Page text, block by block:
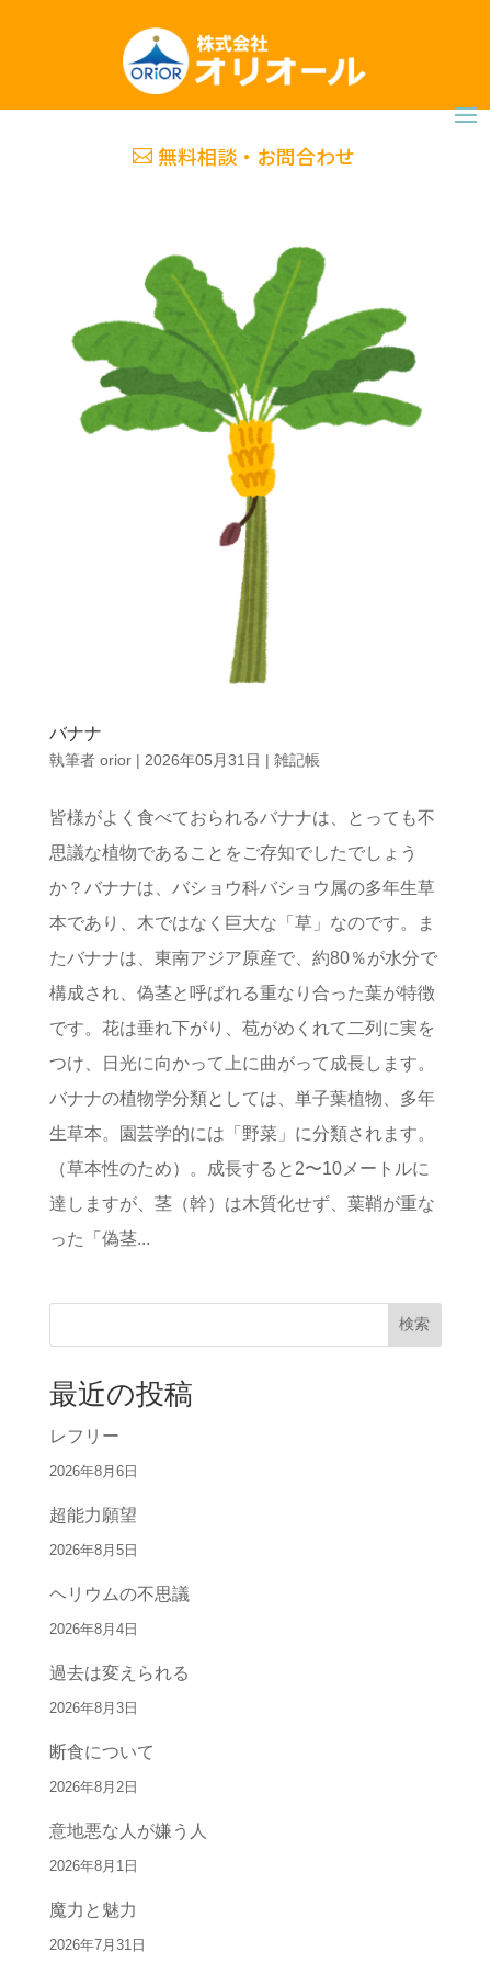
無料相談・お問合わせ
バナナ
執筆者 orior| 2026年05月31日 | 雑記帳
皆様がよく食べておられるバナナは、とっても不
思議な植物であることをご存知でしたでしょう
か？バナナは、バショウ科バショウ属の多年生草
本であり、木ではなく巨大な「草」なのです。ま
たバナナは、東南アジア原産で、約80％が水分で
構成され、偽茎と呼ばれる重なり合った葉が特徴
です。花は垂れ下がり、苞がめくれて二列に実を
つけ、日光に向かって上に曲がって成長します。
バナナの植物学分類としては、単子葉植物、多年
生草本。園芸学的には「野菜」に分類されます。
（草本性のため）。成長すると2〜10メートルに
達しますが、茎（幹）は木質化せず、葉鞘が重な
った「偽茎...
検索
最近の投稿
レフリー
2026年8月6日
超能力願望
2026年8月5日
ヘリウムの不思議
2026年8月4日
過去は変えられる
2026年8月3日
断食について
2026年8月2日
意地悪な人が嫌う人
2026年8月1日
魔力と魅力
2026年7月31日